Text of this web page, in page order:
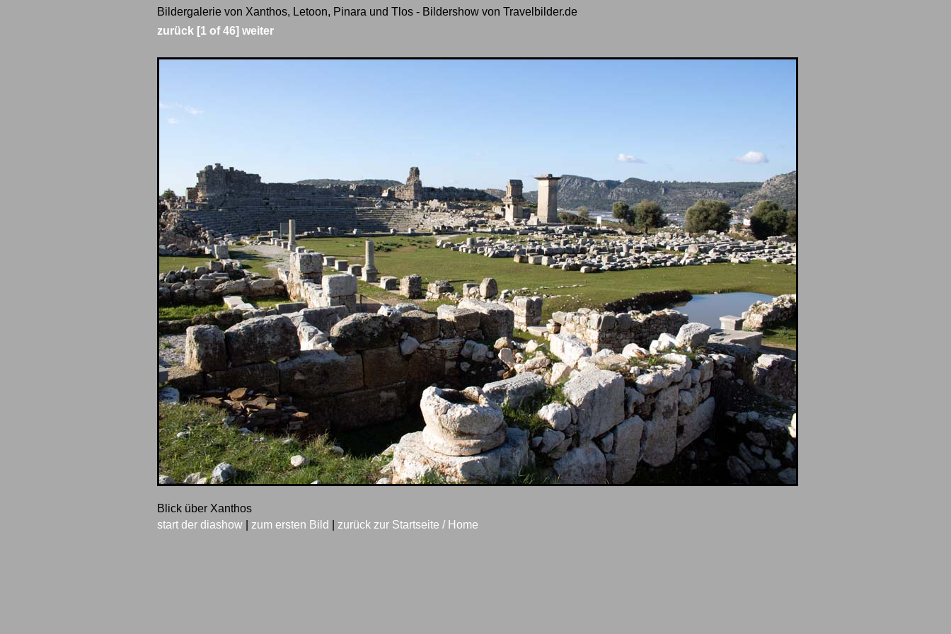
Bildergalerie von Xanthos, Letoon, Pinara und Tlos - Bildershow von Travelbilder.de
zurück [1 of 46] weiter
Blick über Xanthos
start der diashow
zum ersten Bild zurück zur Startseite / Home